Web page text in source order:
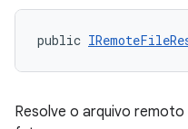
public
Resolve o arquivo